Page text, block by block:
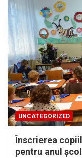
UNCATEGORIZED
Înscrierea
pentru anul